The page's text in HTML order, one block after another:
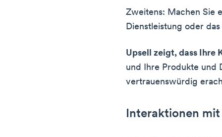
Zweitens: Machen Sie
Dienstleistung oder
Upsell zeigt, dass Ihre
und Ihre Produkte und
vertrauenswürdig
Interaktionen